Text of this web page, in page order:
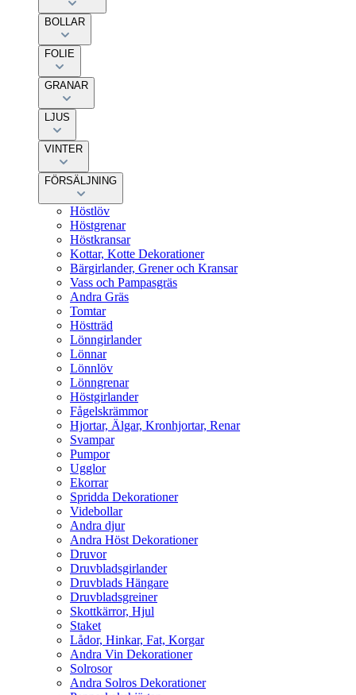
BOLLAR
FOLIE
GRANAR
LJUS
VINTER
FÖRSÄLJNING
Höstlöv
Höstgrenar
Höstkransar
Kottar, Kotte Dekorationer
Bärgirlander, Grener och Kransar
Vass och Pampasgräs
Andra Gräs
Tomtar
Höstträd
Lönngirlander
Lönnar
Lönnlöv
Lönngrenar
Höstgirlander
Fågelskrämmor
Hjortar, Älgar, Kronhjortar, Renar
Svampar
Pumpor
Ugglor
Ekorrar
Spridda Dekorationer
Videbollar
Andra djur
Andra Höst Dekorationer
Druvor
Druvbladsgirlander
Druvblads Hängare
Druvbladsgreiner
Skottkärror, Hjul
Staket
Lådor, Hinkar, Fat, Korgar
Andra Vin Dekorationer
Solrosor
Andra Solros Dekorationer